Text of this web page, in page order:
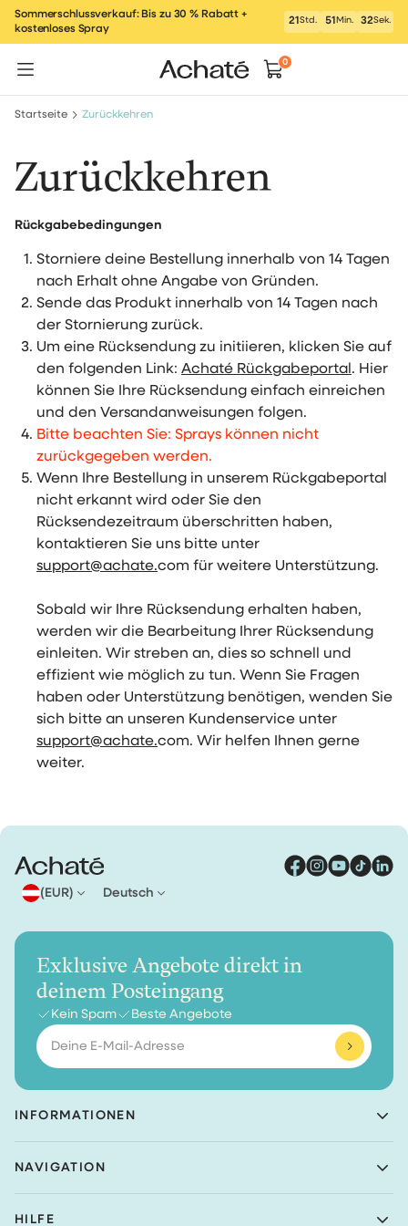
Zum
Inhalt
Sommerschlussverkauf: Bis zu 30 % Rabatt +
kostenloses Spray
21 Std. 51 Min. 32Sek.
0
Startseite Zurückkehren
Zurückkehren
Rückgabebedingungen
Storniere deine Bestellung innerhalb von 14 Tagen
nach Erhalt ohne Angabe von Gründen.
Sende das Produkt innerhalb von 14 Tagen nach
der Stornierung zurück.
Um eine Rücksendung zu initiieren, klicken Sie auf
den folgenden Link: Achaté Rückgabeportal . Hier
können Sie Ihre Rücksendung einfach einreichen
und den Versandanweisungen folgen.
Bitte beachten Sie: Sprays können nicht
zurückgegeben werden.
Wenn Ihre Bestellung in unserem Rückgabeportal
nicht erkannt wird oder Sie den
Rücksendezeitraum überschritten haben,
kontaktieren Sie uns bitte unter
support@achate.com für weitere Unterstützung.
Sobald wir Ihre Rücksendung erhalten haben,
werden wir die Bearbeitung Ihrer Rücksendung
einleiten. Wir streben an, dies so schnell und
effizient wie möglich zu tun. Wenn Sie Fragen
haben oder Unterstützung benötigen, wenden Sie
sich bitte an unseren Kundenservice unter
support@achate.com. Wir helfen Ihnen gerne
weiter.
(EUR) Deutsch
INFORMATIONEN
Nieuwe Prinsenkade 3
4811VC Breda
Niederlande
NAVIGATION
Reinigungssets
HILFE
Exklusive Angebote direkt in
deinem Posteingang
Kein Spam Beste Angebote
E-
Mail-